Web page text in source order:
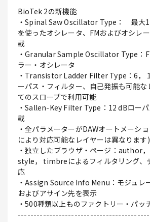
BioTek 2の新機能
・Spinal Saw Oscillator Type： 最大
を使ったオシレータ、FMおよびオシレ
載
・Granular Sample Oscillator Type：
ラー・オシレータ
・Transistor Ladder Filter Type：6，
ーパス・フィルター、自己発振も可能な
てのスロープで利用可能
・Sallen-Key Filter Type：12 dBロー
載
・全パラメーターがDAWオートメーシ
により対応可能なレイヤーは異なります)
・独立したブラウザ・ページ：author
style， timbreによるフィルタリング、
応
・Assign Source Info Menu：モジュレ
およびアサイン先を表示
・500種類以上ものファクトリー・パッ